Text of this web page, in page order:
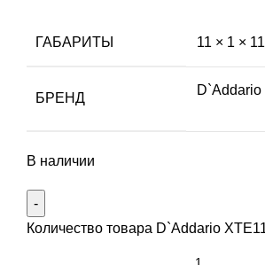
ГАБАРИТЫ 11 × 1 ×
БРЕНД
D`Addario
В наличии
Количество товара D`Addario